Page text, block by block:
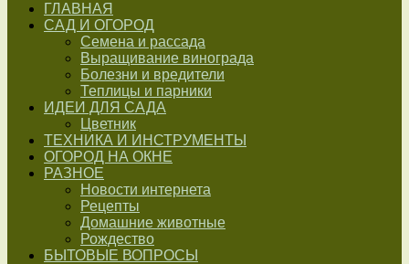
ГЛАВНАЯ
САД И ОГОРОД
Семена и рассада
Выращивание винограда
Болезни и вредители
Теплицы и парники
ИДЕИ ДЛЯ САДА
Цветник
ТЕХНИКА И ИНСТРУМЕНТЫ
ОГОРОД НА ОКНЕ
РАЗНОЕ
Новости интернета
Рецепты
Домашние животные
Рождество
БЫТОВЫЕ ВОПРОСЫ